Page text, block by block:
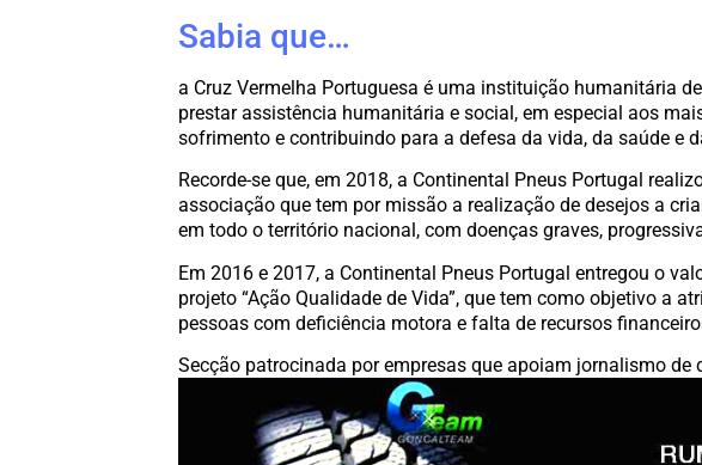
Sabia que…
a Cruz Vermelha Portuguesa é uma instituição humanitária
prestar assistência humanitária e social, em especial aos
sofrimento e contribuindo para a defesa da vida, da saúde e
Recorde-se que, em 2018, a Continental Pneus Portugal
associação que tem por missão a realização de desejos a
em todo o território nacional, com doenças graves,
Em 2016 e 2017, a Continental Pneus Portugal entregou o
projeto “Ação Qualidade de Vida”, que tem como objetivo a
pessoas com deficiência motora e falta de recursos
Secção patrocinada por empresas que apoiam jornalismo de